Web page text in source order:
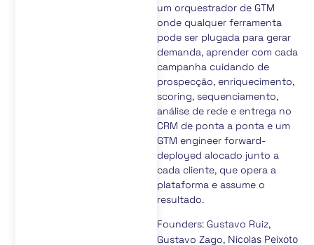
um orquestrador de GTM
onde qualquer ferramenta
pode ser plugada para gerar
demanda, aprender com cada
campanha cuidando de
prospecção, enriquecimento,
scoring, sequenciamento,
análise de rede e entrega no
CRM de ponta a ponta e um
GTM engineer forward-
deployed alocado junto a
cada cliente, que opera a
plataforma e assume o
resultado.
Founders: ⁠⁠Gustavo Ruiz,
Gustavo Zago, Nicolas Peixoto